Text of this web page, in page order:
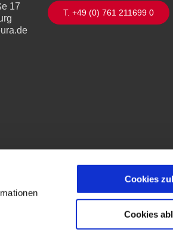
Cookies
Cookies
17
T. +49 (0) 761 211699 0